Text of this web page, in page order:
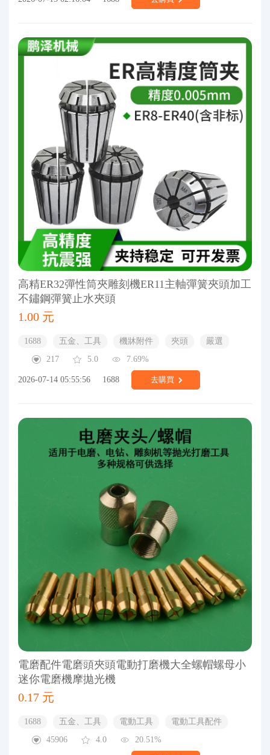
高精ER32彈性筒夾雕刻機ER11主軸彈簧夾頭加工
不鏽鋼彈簧止水夾頭
1.00 元
1688 五金、工具 機牀附件 夾頭
嚴選
217
5.0 7.69%
2026-07-14 05:55:56 1688 去購買
電磨配件電磨頭夾頭電動打磨機大全螺帽螺母小
迷你電磨機摩拋光機
0.17 元
1688 五金、工具 電動工具
電動工具配件
45906
4.0 20.51%